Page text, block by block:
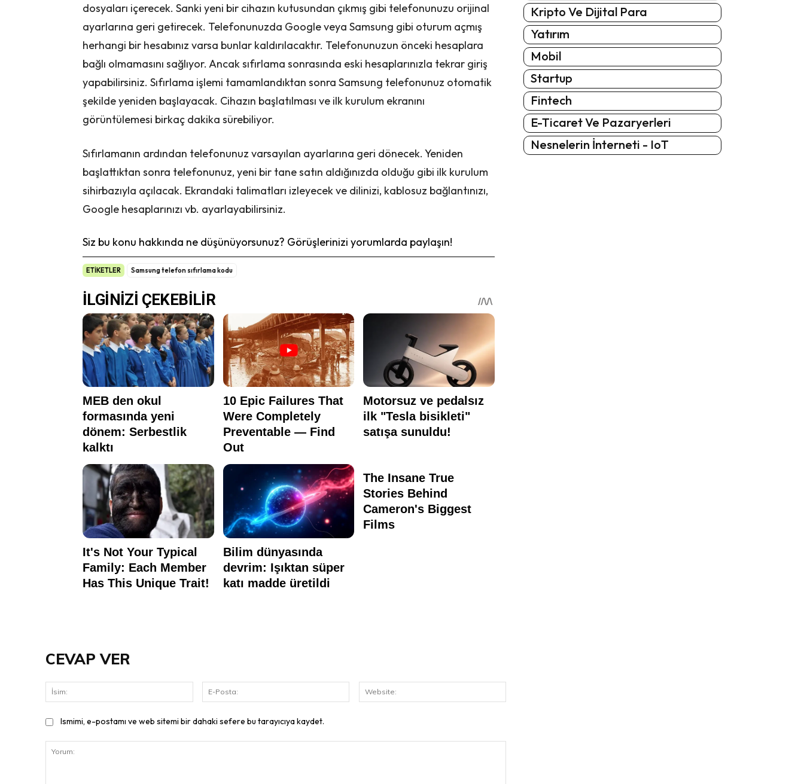
dosyaları içerecek. Sanki yeni bir cihazın kutusundan çıkmış gibi telefonunuzu orijinal
ayarlarına geri getirecek. Telefonunuzda Google veya Samsung gibi oturum açmış
herhangi bir hesabınız varsa bunlar kaldırılacaktır. Telefonunuzun önceki hesaplara
bağlı olmamasını sağlıyor. Ancak sıfırlama sonrasında eski hesaplarınızla tekrar giriş
yapabilirsiniz. Sıfırlama işlemi tamamlandıktan sonra Samsung telefonunuz otomatik
şekilde yeniden başlayacak. Cihazın başlatılması ve ilk kurulum ekranını
görüntülemesi birkaç dakika sürebiliyor.
Sıfırlamanın ardından telefonunuz varsayılan ayarlarına geri dönecek. Yeniden
başlattıktan sonra telefonunuz, yeni bir tane satın aldığınızda olduğu gibi ilk kurulum
sihirbazıyla açılacak. Ekrandaki talimatları izleyecek ve dilinizi, kablosuz bağlantınızı,
Google hesaplarınızı vb. ayarlayabilirsiniz.
Siz bu konu hakkında ne düşünüyorsunuz? Görüşlerinizi yorumlarda paylaşın!
ETİKETLER Samsung telefon sıfırlama kodu
Kripto Ve Dijital Para
Yatırım
Mobil
Startup
Fintech
E-Ticaret Ve Pazaryerleri
Nesnelerin İnterneti - IoT
CEVAP VER
İsim:
Posta:
Ismimi, e-postamı ve web sitemi bir dahaki sefere bu tarayıcıya kaydet.